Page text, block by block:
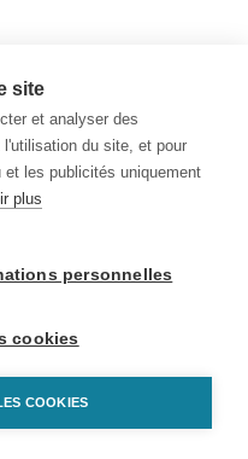
site
et analyser des
du site, et pour
et les publicités uniquement
plus
personnelles
cookies
COOKIES